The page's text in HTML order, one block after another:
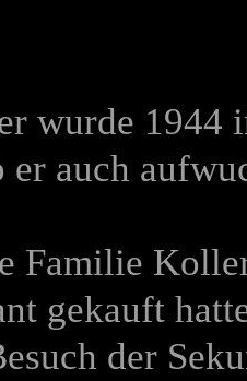
wurde 1944
er auch
Familie
gekauft
der